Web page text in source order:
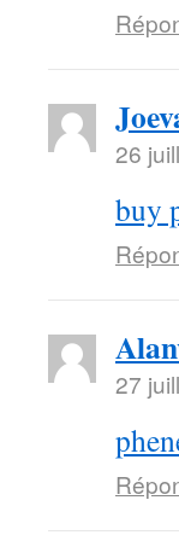
26
buy
27